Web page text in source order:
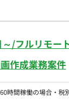
ービスサイト（
貫して担当して
週3日程
リモート稼働：
～/フルリモー
作成業務案件
時間稼働の場合・税